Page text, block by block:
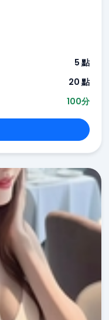
5 點
20 點
100分